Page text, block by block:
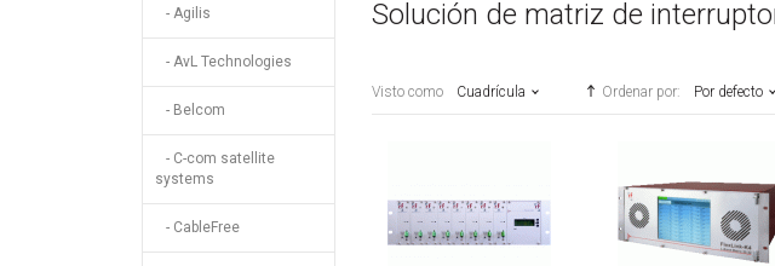
- Agilis
- AvL Technologies
- Belcom
- C-com satellite
systems
- CableFree
Solución de matriz de
Visto como Cuadrícula Ordenar por: Por defecto